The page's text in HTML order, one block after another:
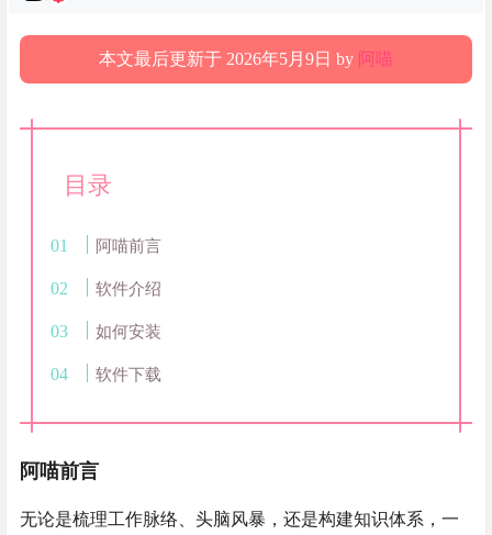
本文最后更新于 2026年5月9日 by 阿喵
目录
阿喵前言
软件介绍
如何安装
软件下载
阿喵前言
无论是梳理工作脉络、头脑风暴，还是构建知识体系，一